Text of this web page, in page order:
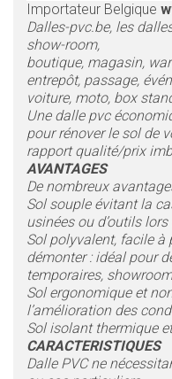
Importateur Belgique
Dalles-pvc.be, les
show-room,
boutique, magasin,
entrepôt, passage,
voiture, moto, box
Une dalle pvc
pour rénover le sol de
rapport qualité/prix
AVANTAGES
De nombreux
Sol souple évitant la
usinées ou d’outils
Sol polyvalent, facile à
démonter : idéal pour
temporaires,
Sol ergonomique et
l’amélioration des
Sol isolant thermique
CARACTERISTIQUES
Dalle PVC ne